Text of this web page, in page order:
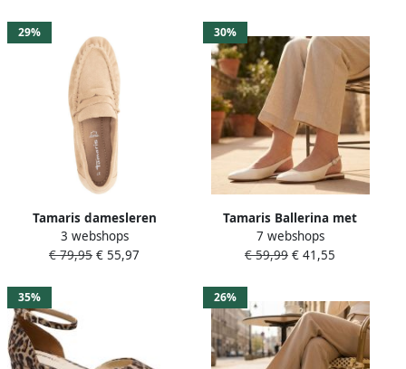
29%
Tamaris damesleren
mocassin 1-24205-46-341
damesschoenen instappers
3 webshops
€ 79,95 € 55,97
30%
Tamaris Ballerina met
riempjes parelwit
7 webshops
€ 59,99 € 41,55
35% 26%